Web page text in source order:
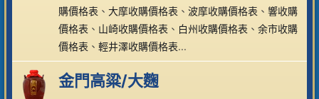
購價格表 、 大摩收購價格表 、 波摩收購價格表 、 響收購
價格表 、 山崎收購價格表 、 白州收購價格表 、 余市收購
價格表 、 輕井澤收購價格表...
金門高粱/大麴